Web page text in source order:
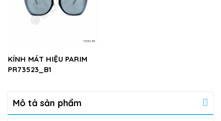
KÍNH MÁT HIỆU PARIM
PR73523_B1
Mô tả sản phẩm